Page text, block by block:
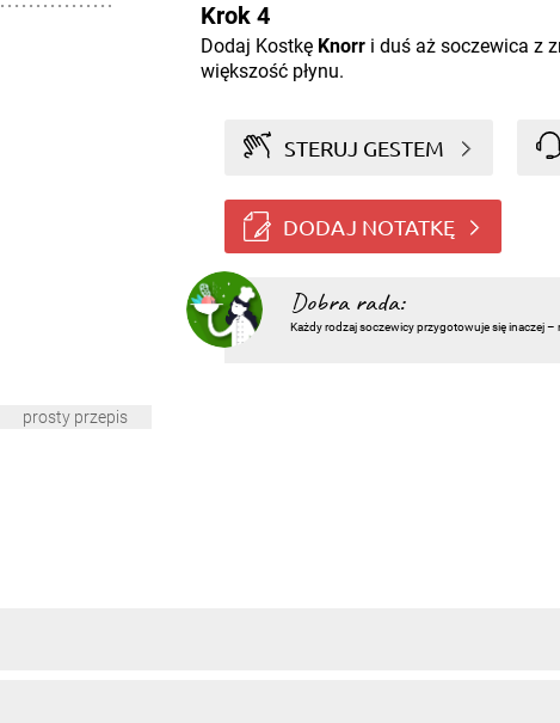
Krok 4
Dodaj Kostkę Knorri duś aż soczewica z
większość płynu.
STERUJ GESTEM
DODAJ NOTATKĘ
Dobra rada:
Każdy rodzaj soczewicy przygotowuje się inaczej
prosty przepis